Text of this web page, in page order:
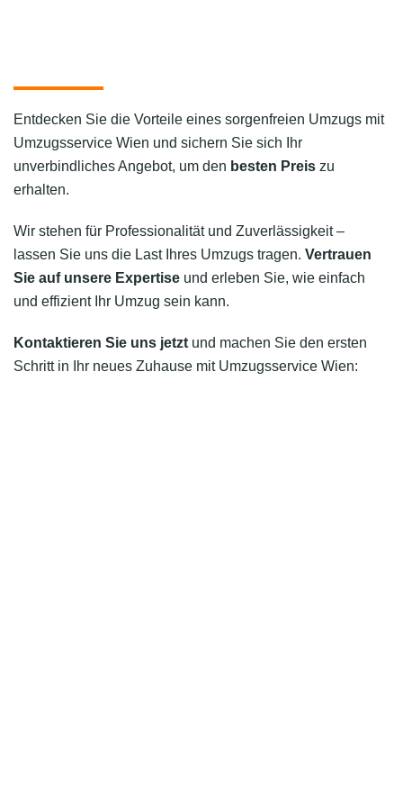
Entdecken Sie die Vorteile eines sorgenfreien Umzugs mit
Umzugsservice Wien und sichern Sie sich Ihr
unverbindliches Angebot, um den besten Preis zu
erhalten.
Wir stehen für Professionalität und Zuverlässigkeit –
lassen Sie uns die Last Ihres Umzugs tragen. Vertrauen
Sie auf unsere Expertise und erleben Sie, wie einfach
und effizient Ihr Umzug sein kann.
Kontaktieren Sie uns jetzt und machen Sie den ersten
Schritt in Ihr neues Zuhause mit Umzugsservice Wien: